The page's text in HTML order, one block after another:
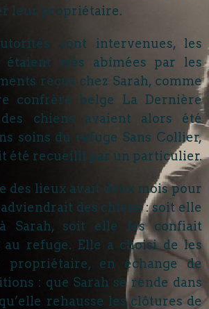
leur propriétaire.
sont intervenues, les
étaient très abîmées par les
reçus chez Sarah, comme
confrère belge La Dernière
chiens avaient alors été
soins du refuge Sans Collier,
été recueilli par un particulier.
des lieux avait deux mois pour
des chiens : soit elle
Sarah, soit elle les confiait
refuge. Elle a choisi de les
en échange de
: que Sarah se rende dans
rehausse les clôtures de